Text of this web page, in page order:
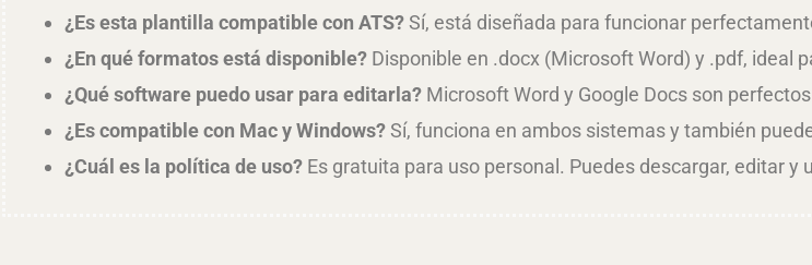
¿Es esta plantilla compatible con ATS?Sí, está diseñada para funcionar
¿En qué formatos está disponible? Disponible en .docx (Microsoft Word) y .pdf, ideal
¿Qué software puedo usar para editarla? Microsoft Word y Google Docs son
¿Es compatible con Mac y Windows?Sí, funciona en ambos sistemas y también
¿Cuál es la política de uso? Es gratuita para uso personal. Puedes descargar, editar